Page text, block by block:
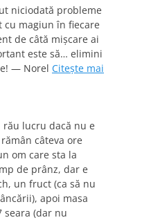
niciodată probleme
magiun în fiecare
de câtă mişcare ai
este să… elimini
— Norel Citeşte mai
rău lucru dacă nu e
câteva ore
om care sta la
de prânz, dar e
un fruct (ca să nu
apoi masa
seara (dar nu